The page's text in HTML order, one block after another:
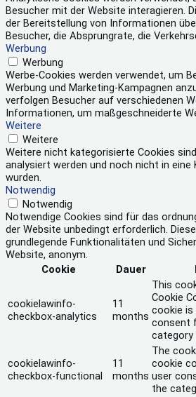
Besucher mit der Website interagieren.
der Bereitstellung von Informationen
Besucher, die Absprungrate, die
Werbung
Werbung
Werbe-Cookies werden verwendet, um
Werbung und Marketing-Kampagnen
verfolgen Besucher auf verschiedenen
Informationen, um maßgeschneiderte
Weitere
Weitere
Weitere nicht kategorisierte Cookies
analysiert werden und noch nicht in eine
wurden.
Notwendig
Notwendig
Notwendige Cookies sind für das
der Website unbedingt erforderlich.
grundlegende Funktionalitäten und
Website, anonym.
Cookie
Dauer
cookielawinfo-
checkbox-analytics
11
months
This
Cookie
cookie
consent
category
cookielawinfo-
checkbox-functional
11
months
The
cookie
user
the